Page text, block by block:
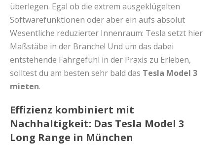
überlegen. Egal ob die extrem ausgeklügelten
Softwarefunktionen oder aber ein aufs absolut
Wesentliche reduzierter Innenraum: Tesla setzt hier
Maßstäbe in der Branche! Und um das dabei
entstehende Fahrgefühl in der Praxis zu Erleben,
solltest du am besten sehr bald das Tesla Model 3
mieten.
Effizienz kombiniert mit
Nachhaltigkeit: Das Tesla Model 3
Long Range in München